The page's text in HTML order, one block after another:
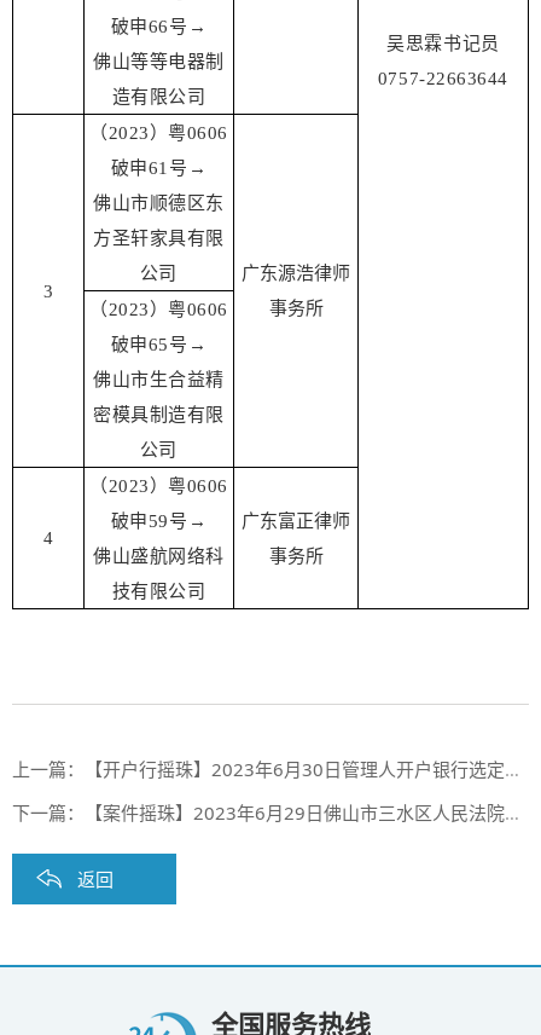
吴思霖书记员
0757-22663644
破申66号 →
佛山等等电器制
造有限公司
3
（2023）粤0606
破申61号 →
佛山市顺德区东
方圣轩家具有限
公司
广东源浩律师
事务所
（2023）粤0606
破申65号 →
佛山市生合益精
密模具制造有限
公司
4
（2023）粤0606
破申59号 →
佛山盛航网络科
技有限公司
广东富正律师
事务所
上一篇：
【开户行摇珠】2023年6月30日管理人开户银行选定摇珠结果（第五十二期）
下一篇：
【案件摇珠】2023年6月29日佛山市三水区人民法院案件摇珠结果
返回
全国服务热线